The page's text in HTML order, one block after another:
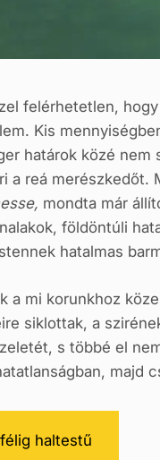
felérhetetlen,
Kis
határok közé nem
a reá merészkedőt.
mondta már
földöntúli
hatalmas
a mi korunkhoz
siklottak, a
s többé el
majd
félig haltestű